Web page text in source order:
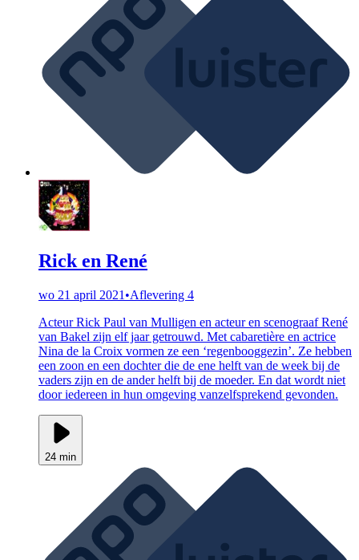
Rick en René
wo 21 april 2021 •Aflevering 4
Acteur Rick Paul van Mulligen en acteur en scenograaf René
van Bakel zijn elf jaar getrouwd. Met cabaretière en actrice
Nina de la Croix vormen ze een ‘regenbooggezin’. Ze hebben
een zoon en een dochter die de ene helft van de week bij de
vaders zijn en de ander helft bij de moeder. En dat wordt niet
door iedereen in hun omgeving vanzelfsprekend gevonden.
24 min